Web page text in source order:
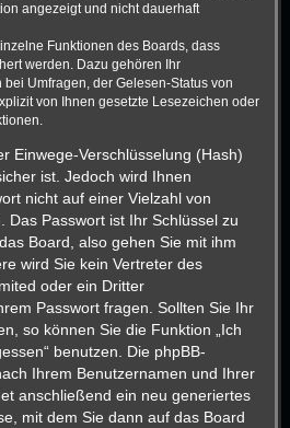
angezeigt und nicht dauerhaft
Funktionen des Boards, dass
werden. Dazu gehören Ihr
Umfragen, der Gelesen-Status von
von Ihnen gesetzte Lesezeichen oder
Einwege-Verschlüsselung (Hash)
ist. Jedoch wird Ihnen
nicht auf einer Vielzahl von
Das Passwort ist Ihr Schlüssel zu
Board, also gehen Sie mit ihm
wird Sie kein Vertreter des
oder ein Dritter
Passwort fragen. Sollten Sie Ihr
so können Sie die Funktion „Ich
benutzen. Die phpBB-
Ihrem Benutzernamen und Ihrer
anschließend ein neu generiertes
mit dem Sie dann auf das Board